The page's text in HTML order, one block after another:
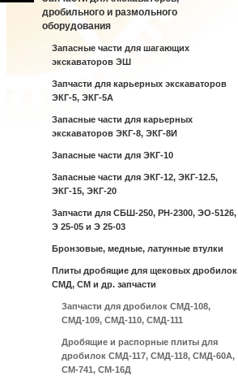
дробильного и размольного
оборудования
Запасные части для шагающих
экскаваторов ЭШ
Запчасти для карьерных экскаваторов
ЭКГ-5, ЭКГ-5А
Запасные части для карьерных
экскаваторов ЭКГ-8, ЭКГ-8И
Запасные части для ЭКГ-10
Запасные части для ЭКГ-12, ЭКГ-12.5,
ЭКГ-15, ЭКГ-20
Запчасти для СБШ-250, РН-2300, ЭО-5126,
Э 25-05 и Э 25-03
Бронзовые, медные, латунные втулки
Плиты дробящие для щековых дробилок
СМД, СМ и др. запчасти
Запчасти для дробилок СМД-108,
СМД-109, СМД-110, СМД-111
Дробящие и распорные плиты для
дробилок СМД-117, СМД-118, СМД-60А,
СМ-741, СМ-16Д